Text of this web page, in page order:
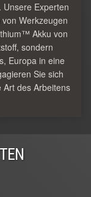
Unsere Experten
Werkzeugen
Akku von
sondern
Europa in eine
Sie sich
des Arbeitens